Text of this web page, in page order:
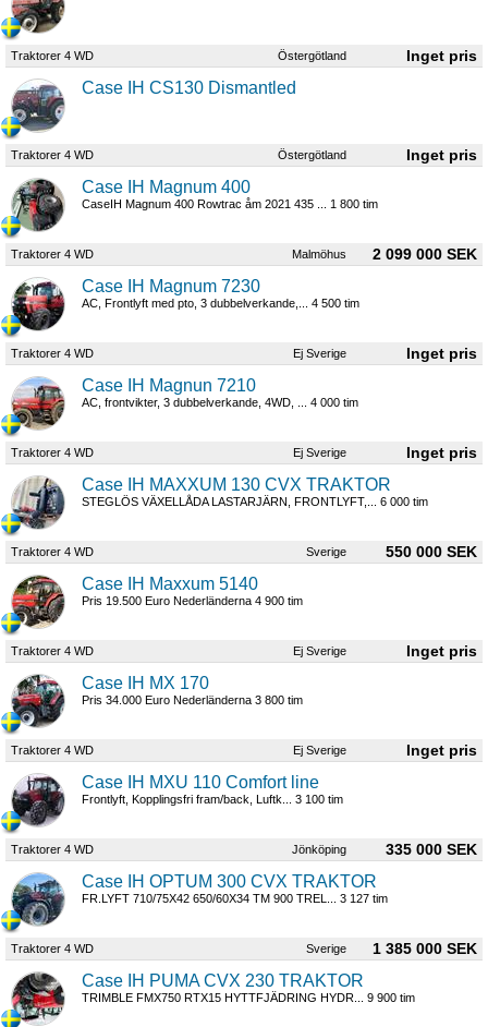
Traktorer 4 WD Östergötland
Case IH CS130 Dismantled
Traktorer 4 WD Östergötland
Case IH Magnum 400
CaseIH Magnum 400 Rowtrac åm 2021 435 ... 1 800 tim
Traktorer 4 WD Malmöhus 2 099 000 SEK
Case IH Magnum 7230
AC, Frontlyft med pto, 3 dubbelverkande,... 4 500 tim
Traktorer 4 WD Ej Sverige
Case IH Magnun 7210
AC, frontvikter, 3 dubbelverkande, 4WD, ... 4 000 tim
Traktorer 4 WD Ej Sverige
Case IH MAXXUM 130 CVX TRAKTOR
STEGLÖS VÄXELLÅDA LASTARJÄRN, FRONTLYFT,... 6 000 tim
Traktorer 4 WD Sverige 550 000 SEK
Case IH Maxxum 5140
Pris 19.500 Euro Nederländerna 4 900 tim
Traktorer 4 WD Ej Sverige
Case IH MX 170
Pris 34.000 Euro Nederländerna 3 800 tim
Traktorer 4 WD Ej Sverige
Case IH MXU 110 Comfort line
Frontlyft, Kopplingsfri fram/back, Luftk... 3 100 tim
Traktorer 4 WD Jönköping 335 000 SEK
Case IH OPTUM 300 CVX TRAKTOR
FR.LYFT 710/75X42 650/60X34 TM 900 TREL... 3 127 tim
Traktorer 4 WD Sverige 1 385 000 SEK
Case IH PUMA CVX 230 TRAKTOR
TRIMBLE FMX750 RTX15 HYTTFJÄDRING HYDR... 9 900 tim